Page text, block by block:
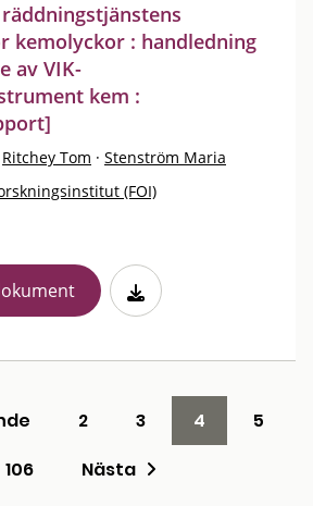
kemolyckor : handledning
av VIK-
kem :
Ritchey Tom · Stenström Maria
(FOI)
2 3 4
5
106
Nästa